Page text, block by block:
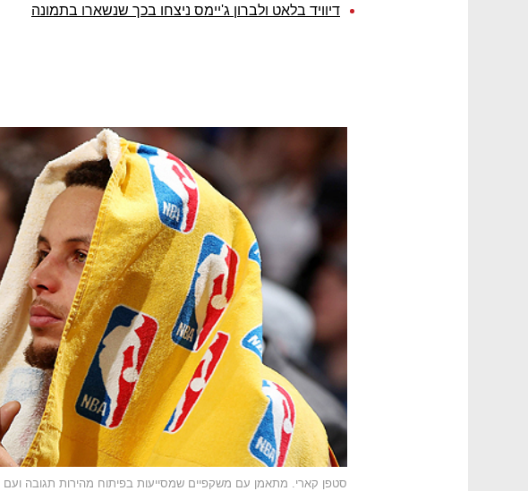
דיוויד בלאט ולברון ג'יימס ניצחו בכך שנשארו בתמונה
סטפן קארי. מתאמן עם משקפיים שמסייעות בפיתוח מהירות תגובה ועם